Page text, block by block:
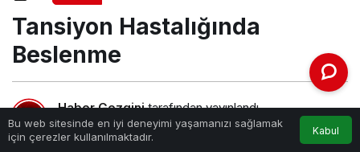
Tansiyon Hastalığında
Beslenme
Haber Gezginitarafından yayınlandı
7 Kasım 2025, 01:02yayınlandı
Bu web sitesinde en iyi deneyimi yaşamanızı sağlamak
için çerezler kullanılmaktadır.
Kabul